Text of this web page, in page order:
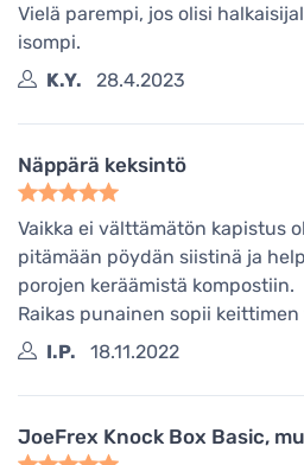
Vielä parempi, jos olisi
isompi.
K.Y.
28.4.2023
Näppärä keksintö
Vaikka ei välttämätön kapistus
pitämään pöydän siistinä ja
porojen keräämistä kompostiin.
Raikas punainen sopii keittimen
I.P.
18.11.2022
JoeFrex Knock Box Basic,